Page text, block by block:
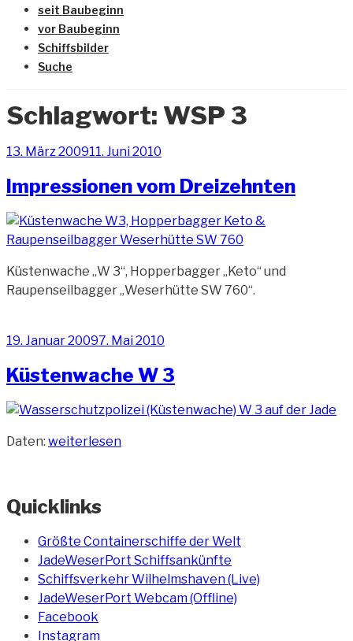
seit Baubeginn
vor Baubeginn
Schiffsbilder
Suche
Schlagwort: WSP 3
Veröffentlicht
13. März 200911. Juni 2010
Impressionen vom Dreizehnten
Küstenwache „W 3“, Hopperbagger „Keto“ und
Raupenseilbagger „Weserhütte SW 760“.
Veröffentlicht
19. Januar 20097. Mai 2010
Küstenwache W 3
Daten: „Küstenwache
weiterlesen
Quicklinks
Größte Containerschiffe der Welt
JadeWeserPort Schiffsankünfte
Schiffsverkehr Wilhelmshaven (Live)
JadeWeserPort Webcam (Offline)
Facebook
Instagram